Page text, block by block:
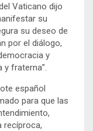
Vaticano dijo
su
su deseo de
por el diálogo,
y
y fraterna”.
español
para que las
recíproca,